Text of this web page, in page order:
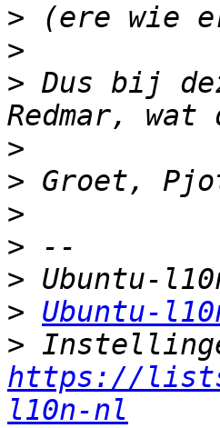
>
>
> Dus bij
>
>
>
>
>
> Ubuntu-
>
https://
l10n-nl